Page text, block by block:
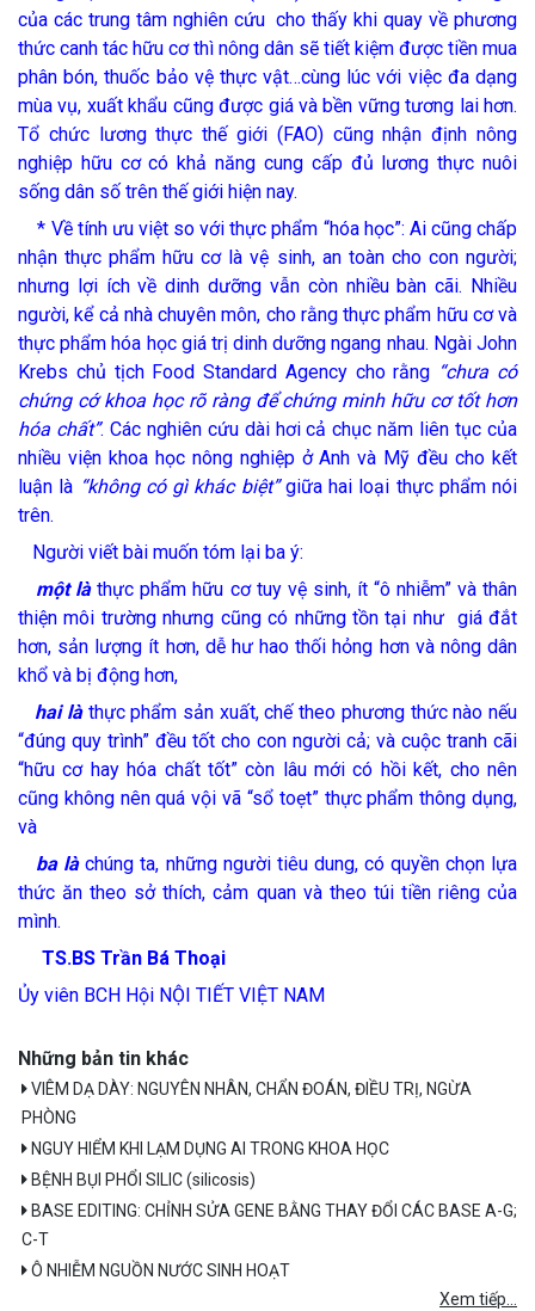
của các trung tâm nghiên cứu cho thấy khi quay về phương
thức canh tác hữu cơ thì nông dân sẽ tiết kiệm được tiền mua
phân bón, thuốc bảo vệ thực vật…cùng lúc với việc đa dạng
mùa vụ, xuất khẩu cũng được giá và bền vững tương lai hơn.
Tổ chức lương thực thế giới (FAO) cũng nhận định nông
nghiệp hữu cơ có khả năng cung cấp đủ lương thực nuôi
sống dân số trên thế giới hiện nay.
* Về tính ưu việt so với thực phẩm “hóa học”: Ai cũng chấp
nhận thực phẩm hữu cơ là vệ sinh, an toàn cho con người;
nhưng lợi ích về dinh dưỡng vẫn còn nhiều bàn cãi. Nhiều
người, kể cả nhà chuyên môn, cho rằng thực phẩm hữu cơ và
thực phẩm hóa học giá trị dinh dưỡng ngang nhau. Ngài John
Krebs chủ tịch Food Standard Agency cho rằng “chưa có
chứng cớ khoa học rõ ràng để chứng minh hữu cơ tốt hơn
hóa chất”. Các nghiên cứu dài hơi cả chục năm liên tục của
nhiều viện khoa học nông nghiệp ở Anh và Mỹ đều cho kết
luận là “không có gì khác biệt”giữa hai loại thực phẩm nói
trên.
Người viết bài muốn tóm lại ba ý:
một làthực phẩm hữu cơ tuy vệ sinh, ít “ô nhiễm” và thân
thiện môi trường nhưng cũng có những tồn tại như giá đắt
hơn, sản lượng ít hơn, dễ hư hao thối hỏng hơn và nông dân
khổ và bị động hơn,
hai làthực phẩm sản xuất, chế theo phương thức nào nếu
“đúng quy trình” đều tốt cho con người cả; và cuộc tranh cãi
“hữu cơ hay hóa chất tốt” còn lâu mới có hồi kết, cho nên
cũng không nên quá vội vã “sổ toẹt” thực phẩm thông dụng,
và
ba làchúng ta, những người tiêu dung, có quyền chọn lựa
thức ăn theo sở thích, cảm quan và theo túi tiền riêng của
mình.
TS.BS Trần Bá Thoại
Ủy viên BCH Hội NỘI TIẾT VIỆT NAM
Những bản tin khác
VIÊM DẠ DÀY: NGUYÊN NHÂN, CHẨN ĐOÁN, ĐIỀU TRỊ, NGỪA
PHÒNG
NGUY HIỂM KHI LẠM DỤNG AI TRONG KHOA HỌC
BỆNH BỤI PHỔI SILIC (silicosis)
BASE EDITING: CHỈNH SỬA GENE BẰNG THAY ĐỔI CÁC BASE A-G;
C-T
Ô NHIỄM NGUỒN NƯỚC SINH HOẠT
Xem tiếp...